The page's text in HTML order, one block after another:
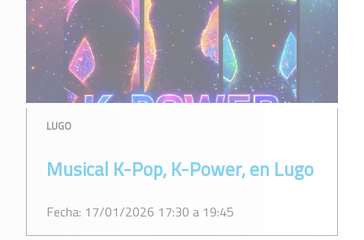
LUGO
Musical K-Pop, K-Power, en Lugo
Fecha: 17/01/2026 17:30 a 19:45